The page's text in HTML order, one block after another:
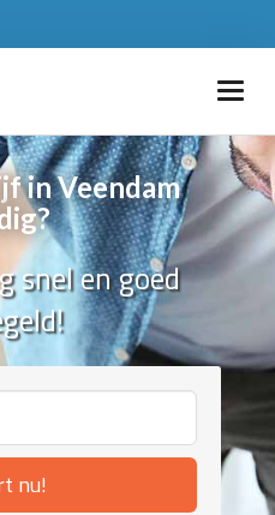
in Veendam
snel en goed
nu!